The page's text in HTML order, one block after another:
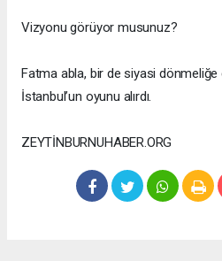
Vizyonu görüyor musunuz?
Fatma abla, bir de siyasi
İstanbul’un oyunu alırdı.
ZEYTİNBURNUHABER.ORG